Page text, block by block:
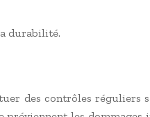
durabilité.
des contrôles